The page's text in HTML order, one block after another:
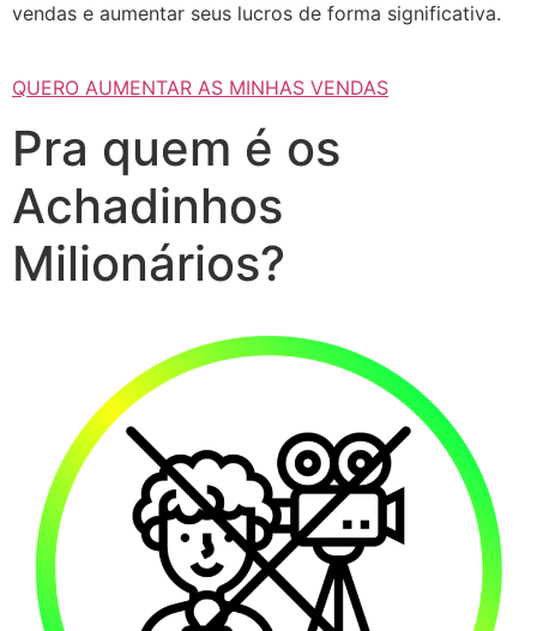
vendas e aumentar seus lucros de forma significativa.
QUERO AUMENTAR AS MINHAS VENDAS
Pra quem é os
Achadinhos
Milionários?